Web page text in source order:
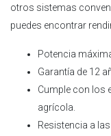
otros sistemas
puedes encontrar
Potencia
Garantía de 12
Cumple con los
agrícola.
Resistencia a